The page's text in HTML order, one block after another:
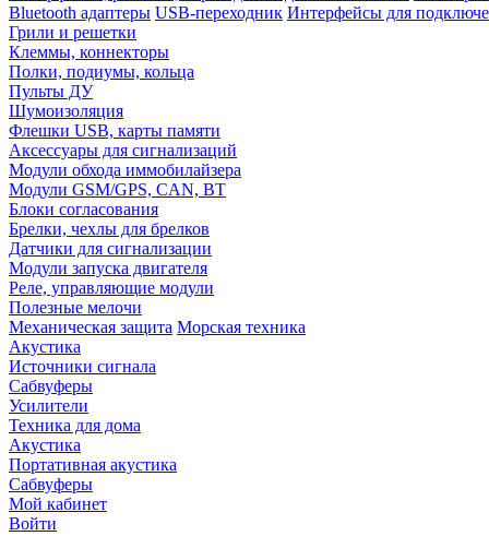
Bluetooth адаптеры USB-переходник Интерфейсы для
Грили и решетки
Клеммы, коннекторы
Полки, подиумы, кольца
Пульты ДУ
Шумоизоляция
Флешки USB, карты памяти
Аксессуары для сигнализаций
Модули обхода иммобилайзера
Модули GSM/GPS, CAN, BT
Блоки согласования
Брелки, чехлы для брелков
Датчики для сигнализации
Модули запуска двигателя
Реле, управляющие модули
Полезные мелочи
Механическая защита Морская техника
Акустика
Источники сигнала
Сабвуферы
Усилители
Техника для дома
Акустика
Портативная акустика
Сабвуферы
Мой кабинет
Войти